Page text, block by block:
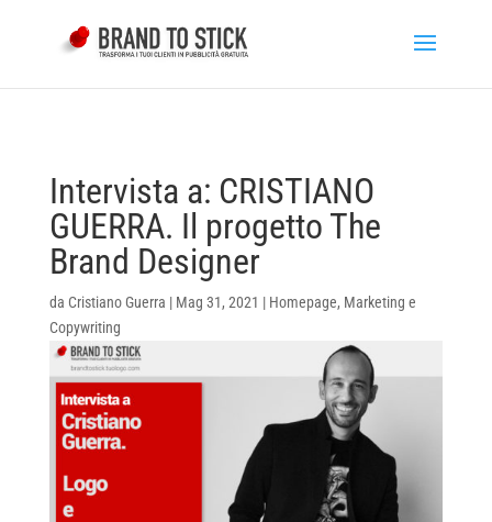
Intervista a: CRISTIANO
GUERRA. Il progetto The
Brand Designer
da Cristiano Guerra | Mag 31, 2021 | Homepage, Marketing e
Copywriting